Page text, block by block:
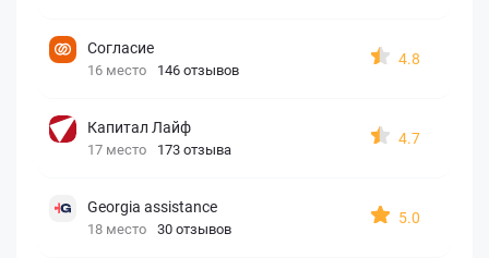
Согласие
16 место 146 отзывов
4.8
Капитал Лайф
17 место 173 отзыва
4.7
Georgia assistance
18 место 30 отзывов
5.0